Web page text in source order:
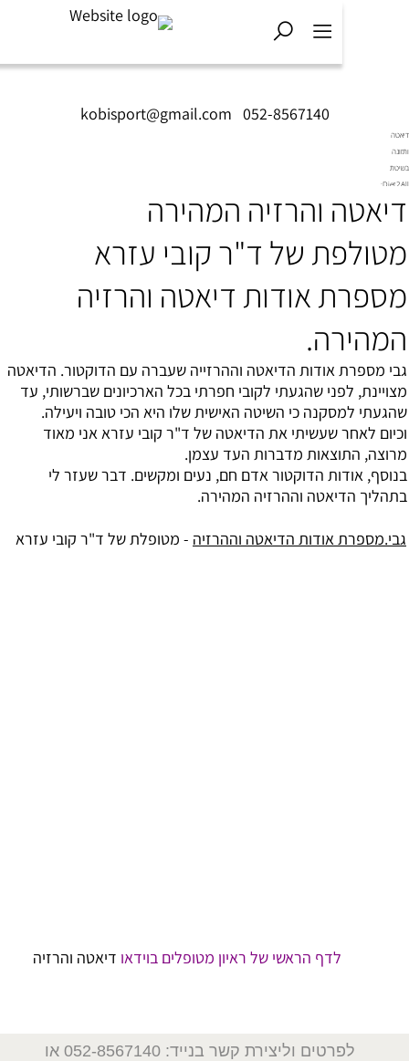
kobisport@gmail.com|052-8567140
והרזיה המהירה
של ד"ר קובי עזרא
אודות דיאטה והרזיה
אודות הדיאטה וההרזייה שעברה עם הדוקטור. הדיאטה
לפני שהגעתי לקובי חפרתי בכל הארכיונים שברשותי, עד
למסקנה כי השיטה האישית שלו היא הכי טובה ויעילה.
לאחר שעשיתי את הדיאטה של ד"ר קובי עזרא אני מאוד
התוצאות מדברות העד עצמן.
אודות הדוקטור אדם חם, נעים ומקשים. דבר שעזר לי
הדיאטה וההרזיה המהירה.
אודות הדיאטה וההרזיה- מטופלת של ד"ר קובי עזרא
לדף הראשי של ראיון מטופלים בוידאודיאטה והרזיה
לפרטים וליצירת קשר בנייד: 052-8567140
או